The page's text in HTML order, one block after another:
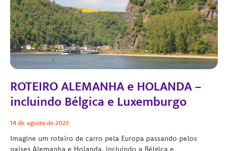
ROTEIRO ALEMANHA e HOLANDA –
incluindo Bélgica e Luxemburgo
14 de agosto de 2023
Imagine um roteiro de carro pela Europa passando pelos
países Alemanha e Holanda, incluindo a Bélgica e